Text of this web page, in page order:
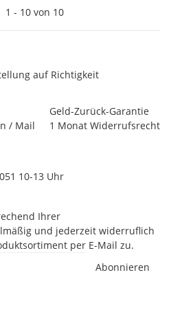
1 - 10 von 10
auf Richtigkeit
/ Mail
Geld-Zurück-Garantie
1 Monat Widerrufsrecht
10-13 Uhr
Ihrer
und jederzeit widerruflich
per E-Mail zu.
Abonnieren